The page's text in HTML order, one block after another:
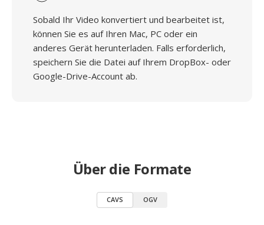
Sobald Ihr Video konvertiert und bearbeitet ist,
können Sie es auf Ihren Mac, PC oder ein
anderes Gerät herunterladen. Falls erforderlich,
speichern Sie die Datei auf Ihrem DropBox- oder
Google-Drive-Account ab.
Über die Formate
CAVS OGV